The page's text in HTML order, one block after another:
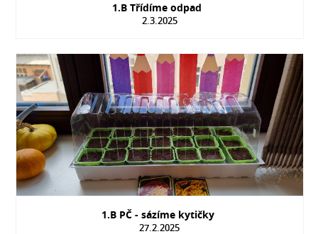
1.B Třídíme odpad
2.3.2025
1.B PČ - sázíme kytičky
27.2.2025